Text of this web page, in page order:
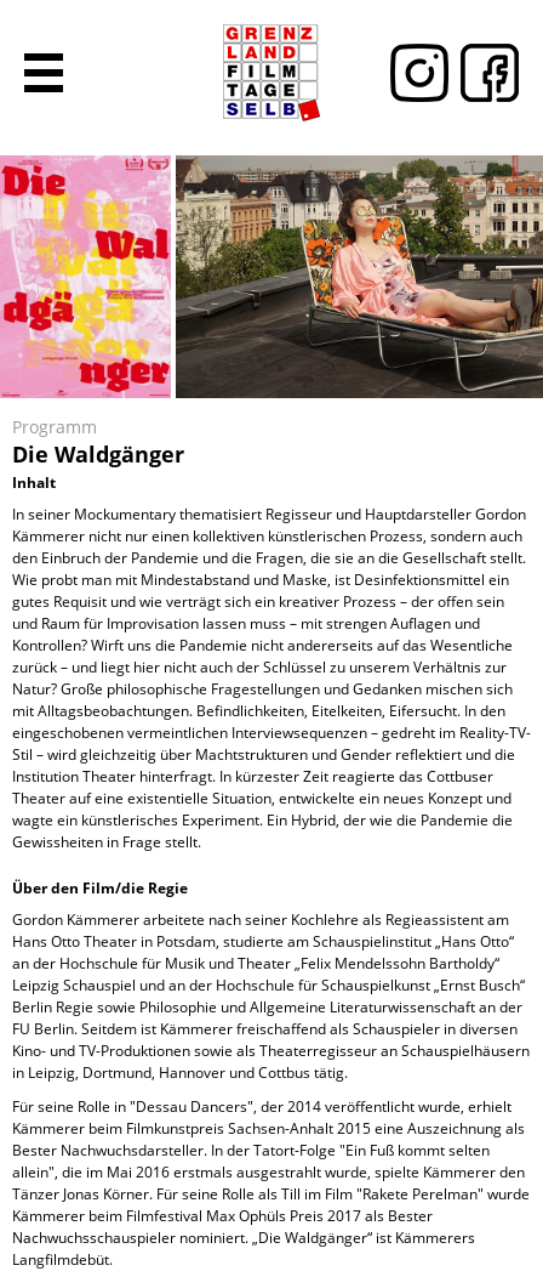
Programm
Die Waldgänger
Inhalt
In seiner Mockumentary thematisiert Regisseur und Hauptdarsteller Gordon
Kämmerer nicht nur einen kollektiven künstlerischen Prozess, sondern auch
den Einbruch der Pandemie und die Fragen, die sie an die Gesellschaft stellt.
Wie probt man mit Mindestabstand und Maske, ist Desinfektionsmittel ein
gutes Requisit und wie verträgt sich ein kreativer Prozess – der offen sein
und Raum für Improvisation lassen muss – mit strengen Auflagen und
Kontrollen? Wirft uns die Pandemie nicht andererseits auf das Wesentliche
zurück – und liegt hier nicht auch der Schlüssel zu unserem Verhältnis zur
Natur? Große philosophische Fragestellungen und Gedanken mischen sich
mit Alltagsbeobachtungen. Befindlichkeiten, Eitelkeiten, Eifersucht. In den
eingeschobenen vermeintlichen Interviewsequenzen – gedreht im Reality-TV-
Stil – wird gleichzeitig über Machtstrukturen und Gender reflektiert und die
Institution Theater hinterfragt. In kürzester Zeit reagierte das Cottbuser
Theater auf eine existentielle Situation, entwickelte ein neues Konzept und
wagte ein künstlerisches Experiment. Ein Hybrid, der wie die Pandemie die
Gewissheiten in Frage stellt.
Über den Film/die Regie
Gordon Kämmerer arbeitete nach seiner Kochlehre als Regieassistent am
Hans Otto Theater in Potsdam, studierte am Schauspielinstitut „Hans Otto“
an der Hochschule für Musik und Theater „Felix Mendelssohn Bartholdy“
Leipzig Schauspiel und an der Hochschule für Schauspielkunst „Ernst Busch“
Berlin Regie sowie Philosophie und Allgemeine Literaturwissenschaft an der
FU Berlin. Seitdem ist Kämmerer freischaffend als Schauspieler in diversen
Kino- und TV-Produktionen sowie als Theaterregisseur an Schauspielhäusern
in Leipzig, Dortmund, Hannover und Cottbus tätig.
Für seine Rolle in "Dessau Dancers", der 2014 veröffentlicht wurde, erhielt
Kämmerer beim Filmkunstpreis Sachsen-Anhalt 2015 eine Auszeichnung als
Bester Nachwuchsdarsteller. In der Tatort-Folge "Ein Fuß kommt selten
allein", die im Mai 2016 erstmals ausgestrahlt wurde, spielte Kämmerer den
Tänzer Jonas Körner. Für seine Rolle als Till im Film "Rakete Perelman" wurde
Kämmerer beim Filmfestival Max Ophüls Preis 2017 als Bester
Nachwuchsschauspieler nominiert. „Die Waldgänger“ ist Kämmerers
Langfilmdebüt.